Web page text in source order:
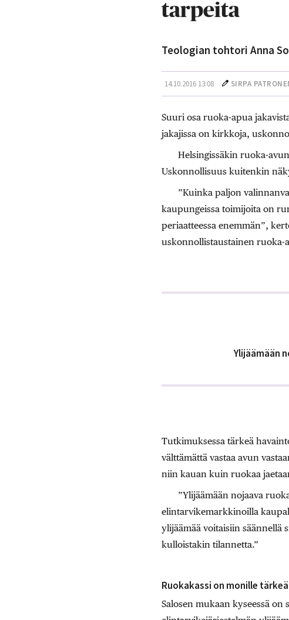
tarpeita
Teologian tohtori Anna
14.10.2016 13:08 SIRPA
Suuri osa ruoka-apua
jakajissa on kirkkoja,
Helsingissäkin ruoka-
Uskonnollisuus kuitenkin
”Kuinka paljon
kaupungeissa toimijoita on
periaatteessa enemmän”,
uskonnollistaustainen ruoka-
Ylijäämään
Tutkimuksessa tärkeä
välttämättä vastaa avun
niin kauan kuin ruokaa
”Ylijäämään nojaava
elintarvikemarkkinoilla
ylijäämää voitaisiin säännellä
kulloistakin tilannetta.”
​Ruokakassi on monille
Salosen mukaan kyseessä